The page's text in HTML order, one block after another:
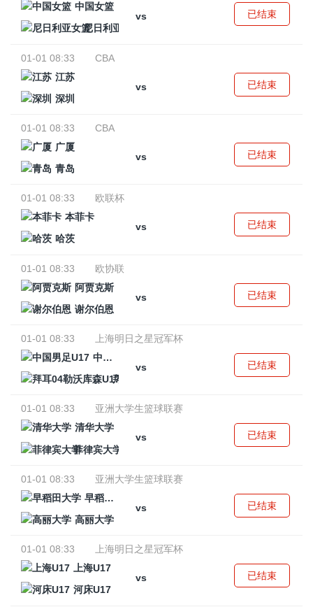
中国女篮
vs
尼日利亚女篮
已结束
01-01 08:33
CBA
江苏
vs
深圳
已结束
01-01 08:33
CBA
广厦
vs
青岛
已结束
01-01 08:33
欧联杯
本菲卡
vs
哈茨
已结束
01-01 08:33
欧协联
阿贾克斯
vs
谢尔伯恩
已结束
01-01 08:33
上海明日之星冠军杯
中国男足U17
vs
拜耳04勒沃库森U17
已结束
01-01 08:33
亚洲大学生篮球联赛
清华大学
vs
菲律宾大学
已结束
01-01 08:33
亚洲大学生篮球联赛
早稻田大学
vs
高丽大学
已结束
01-01 08:33
上海明日之星冠军杯
上海U17
vs
河床U17
已结束